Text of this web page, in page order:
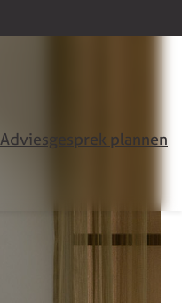
Adviesgesprek plannen